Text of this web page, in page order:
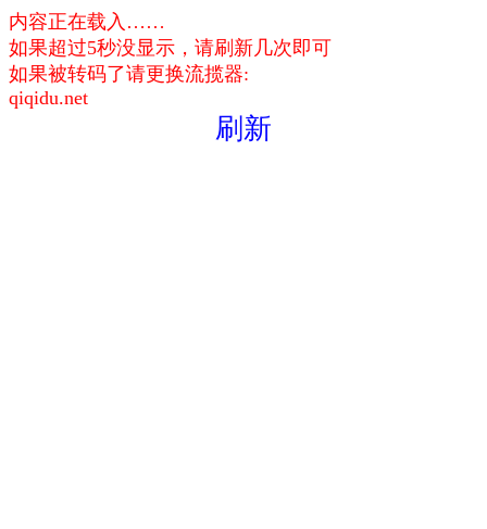
内容正在载入……
如果超过5秒没显示，请刷新几次即可
如果被转码了请更换流揽器:
qiqidu.net
刷新